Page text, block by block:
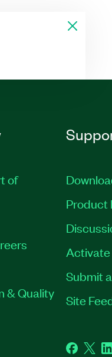
of
& Quality
Product
Submit
Site
Facebook